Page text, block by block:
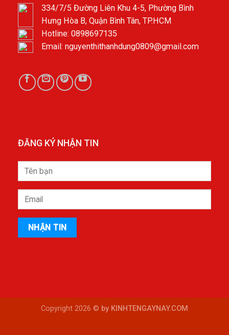
334/7/5 Đường Liên Khu 4-5, Phường Bình
Hưng Hòa B, Quận Bình Tân, TP.HCM
Hotline: 0898697135
Email: nguyenthithanhdung0809@gmail.com
ĐĂNG KÝ NHẬN TIN
Copyright 2026 © by KINHTENGAYNAY.COM